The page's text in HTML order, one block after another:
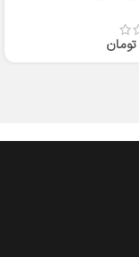
تومان